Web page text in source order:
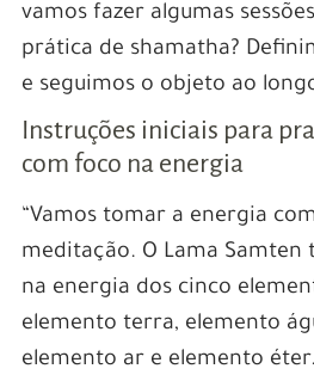
vamos fazer algumas
prática de shamatha?
e seguimos o objeto ao
Instruções iniciais para
com foco na energia
“Vamos tomar a energia
meditação. O Lama
na energia dos cinco
elemento terra, elemento
elemento ar e elemento éter.